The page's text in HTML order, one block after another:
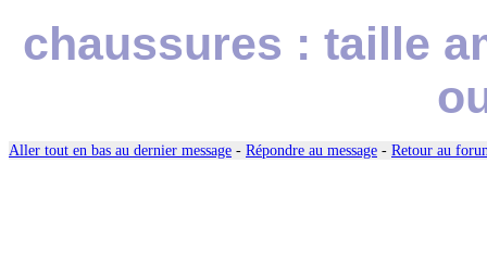
chaussures : taille
Aller tout en bas au dernier message - Répondre au message - Retour au